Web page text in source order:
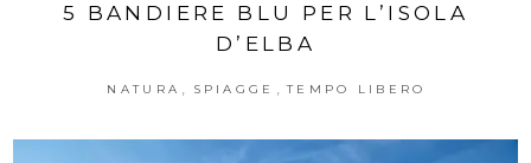
5 BANDIERE BLU PER L’ISOLA
D’ELBA
NATURA SPIAGGE TEMPO LIBERO